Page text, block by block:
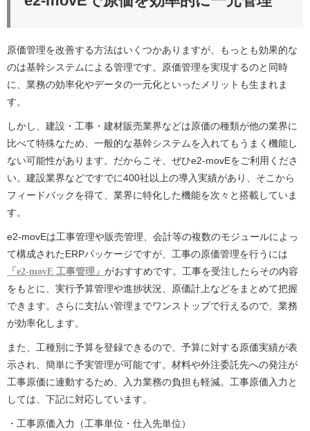
原価管理を改善する方法はいくつかありますが、もっとも効果的な
のは基幹システムによる管理です。原価管理を実現するのと同時
に、業務の効率化やデータの一元化といったメリットも生まれま
す。
しかし、建設・工事・建材販売業界などは原価の種類が他の業界に
比べて特殊なため、一般的な基幹システムを入れてもうまく機能し
ない可能性があります。だからこそ、ぜひe2-movEをご利用くださ
い。建設業界などですでに400社以上の導入実績があり、そこから
フィードバックを得て、業界に特化した機能を次々と搭載していま
す。
e2-movEは工事管理や販売管理、会計等の複数のモジュールによっ
て構成されたERPパッケージですが、工事の原価管理を行うには
「e2-movE 工事管理」 がおすすめです。工事を受注したらその内容
をもとに、実行予算管理や進捗状況、原価計上などをまとめて把握
できます。さらに支払い管理までワンストップで行えるので、業務
が効率化します。
また、工種別に予算を登録できるので、予算に対する原価実績が表
示され、簡単に予実管理が可能です。材料や外注委託先への発注が
工事原価に連動するため、入力業務の負担も軽減。工事原価入力と
しては、下記に対応しています。
・工事原価入力（工事単位・仕入先単位）